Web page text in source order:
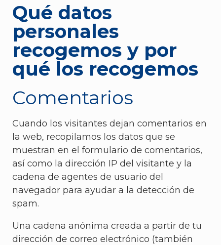
Qué datos
personales
recogemos y por
qué los recogemos
Comentarios
Cuando los visitantes dejan comentarios en
la web, recopilamos los datos que se
muestran en el formulario de comentarios,
así como la dirección IP del visitante y la
cadena de agentes de usuario del
navegador para ayudar a la detección de
spam.
Una cadena anónima creada a partir de tu
dirección de correo electrónico (también